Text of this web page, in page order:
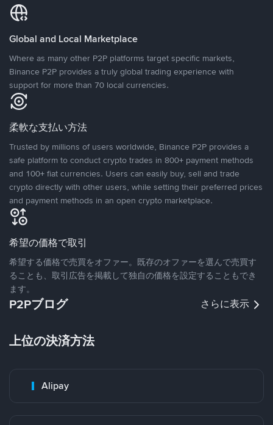
Global and Local Marketplace
Where as many other P2P platforms target specific markets,
Binance P2P provides a truly global trading experience with
support for more than 70 local currencies.
柔軟な支払い方法
Trusted by millions of users worldwide, Binance P2P provides a
safe platform to conduct crypto trades in 800+ payment methods
and 100+ fiat currencies. Users can easily buy, sell and trade
crypto directly with other users, while setting their preferred prices
and payment methods in an open crypto marketplace.
希望の価格で取引
希望する価格で売買をオファー。既存のオファーを選んで売買す
ることも、取引広告を掲載して独自の価格を設定することもでき
ます。
P2Pブログ さらに表示
上位の決済方法
Alipay